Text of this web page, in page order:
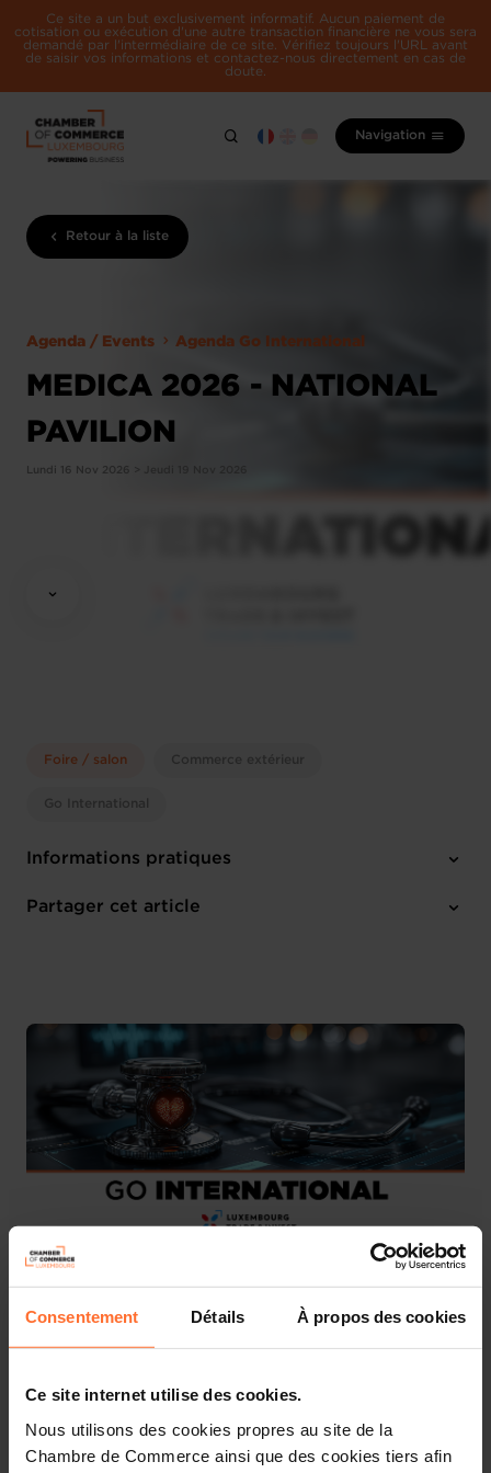
Consentement Détails À propos des cookies
Ce site internet utilise des cookies.
Nous utilisons des cookies propres au site de la
Chambre de Commerce ainsi que des cookies tiers afin
Ce site a un but exclusivement informatif. Aucun paiement de
cotisation ou exécution d'une autre transaction financière ne vous sera
demandé par l'intermédiaire de ce site. Vérifiez toujours l'URL avant
de saisir vos informations et contactez-nous directement en cas de
doute.
Navigation
Retour à la liste
Agenda / Events Agenda Go International
MEDICA 2026 - NATIONAL
PAVILION
Lundi 16 Nov 2026 > Jeudi 19 Nov 2026
Foire / salon Commerce extérieur
Go International
Informations pratiques
Lundi 16 Nov 2026 > Jeudi 19 Nov 2026
Partager cet article
We are pleased to invite you to join the National Pavilion
at MEDICA, the leading trade fair for the medical
technology and healthcare industry.
This National Pavilion is organised by the Ministry of
Foreign and European Affairs, Defence, Development
Cooperation and Foreign Trade in collaboration with the